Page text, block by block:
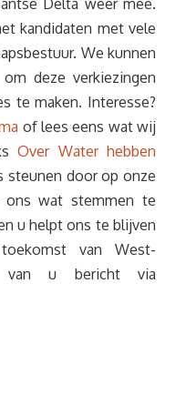
Delta weer mee.
kandidaten met vele
We kunnen
deze verkiezingen
te maken. Interesse?
of lees eens wat wij
Over Water hebben
steunen door op onze
wat stemmen te
u helpt ons te blijven
van West-
van u bericht via